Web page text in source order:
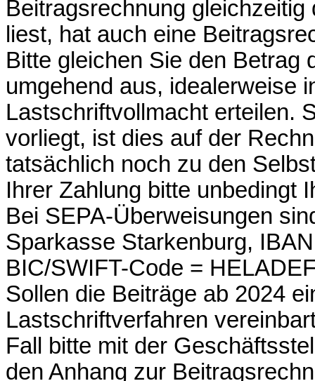
Beitragsrechnung
liest, hat auch eine
Bitte gleichen Sie den Betrag
umgehend aus, idealerweise
Lastschriftvollmacht erteilen.
vorliegt, ist dies auf der
tatsächlich noch zu den
Ihrer Zahlung bitte unbedingt
Bei SEPA-Überweisungen
Sparkasse Starkenburg,
BIC/SWIFT-Code =
Sollen die Beiträge ab 2024
Lastschriftverfahren
Fall bitte mit der
den Anhang zur